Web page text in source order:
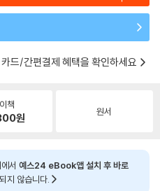
카드/간편결제 혜택을 확인하세요
책
원 원서
서 예스24 eBook앱 설치 후 바로
지 않습니다.